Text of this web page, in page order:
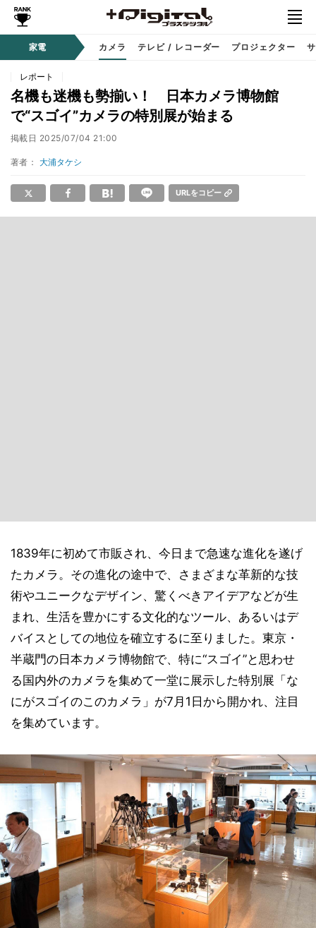
家電 カメラ テレビ / レコーダー プロジェクター
レポート
名機も迷機も勢揃い！ 日本カメラ博物館
で“スゴイ”カメラの特別展が始まる
掲載日 2025/07/04 21:00
著者： 大浦タケシ
URLをコピー
1839年に初めて市販され、今日まで急速な進化を遂げ
たカメラ。その進化の途中で、さまざまな革新的な技
術やユニークなデザイン、驚くべきアイデアなどが生
まれ、生活を豊かにする文化的なツール、あるいはデ
バイスとしての地位を確立するに至りました。東京・
半蔵門の日本カメラ博物館で、特に“スゴイ”と思わせ
る国内外のカメラを集めて一堂に展示した特別展「な
にがスゴイのこのカメラ」が7月1日から開かれ、注目
を集めています。